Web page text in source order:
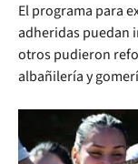
El programa para
adheridas puedan
otros pudieron
albañilería y